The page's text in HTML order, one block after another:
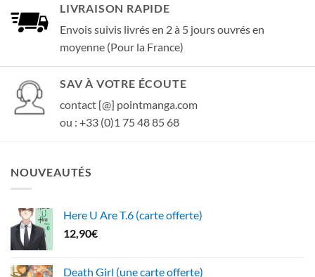
LIVRAISON RAPIDE
Envois suivis livrés en 2 à 5 jours ouvrés en
moyenne (Pour la France)
SAV À VOTRE ÉCOUTE
contact [@] pointmanga.com
ou : +33 (0)1 75 48 85 68
NOUVEAUTÉS
Here U Are T.6 (carte offerte)
12,90€
Death Girl (une carte offerte)